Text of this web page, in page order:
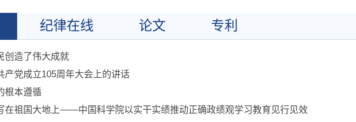
纪律在线 论文 专利
创造了伟大成就
产党成立105周年大会上的讲话
根本遵循
在祖国大地上——中国科学院以实干实绩推动正确政绩观学习教育见行见效